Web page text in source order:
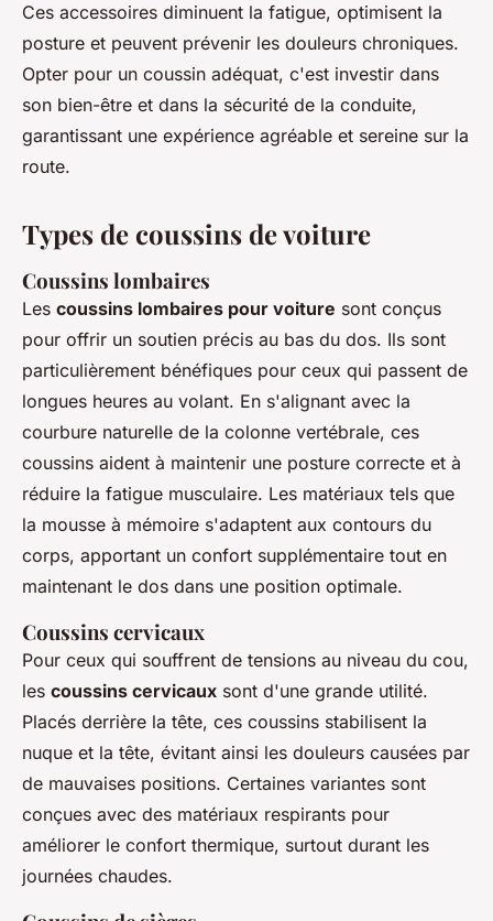
Ces accessoires diminuent la fatigue, optimisent la
posture et peuvent prévenir les douleurs chroniques.
Opter pour un coussin adéquat, c'est investir dans
son bien-être et dans la sécurité de la conduite,
garantissant une expérience agréable et sereine sur la
route.
Types de coussins de voiture
Coussins lombaires
Les coussins lombaires pour voiture sont conçus
pour offrir un soutien précis au bas du dos. Ils sont
particulièrement bénéfiques pour ceux qui passent de
longues heures au volant. En s'alignant avec la
courbure naturelle de la colonne vertébrale, ces
coussins aident à maintenir une posture correcte et à
réduire la fatigue musculaire. Les matériaux tels que
la mousse à mémoire s'adaptent aux contours du
corps, apportant un confort supplémentaire tout en
maintenant le dos dans une position optimale.
Coussins cervicaux
Pour ceux qui souffrent de tensions au niveau du cou,
les coussins cervicaux sont d'une grande utilité.
Placés derrière la tête, ces coussins stabilisent la
nuque et la tête, évitant ainsi les douleurs causées par
de mauvaises positions. Certaines variantes sont
conçues avec des matériaux respirants pour
améliorer le confort thermique, surtout durant les
journées chaudes.